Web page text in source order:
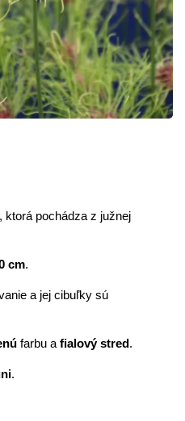
ktorá pochádza z južnej
cm.
a jej cibuľky sú
farbu a fialový stred.
.